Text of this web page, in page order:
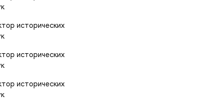
исторических
исторических
исторических